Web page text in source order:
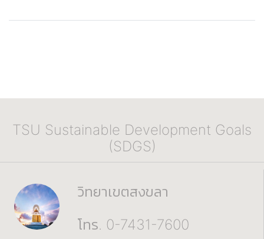
TSU Sustainable Development Goals
(SDGS)
วิทยาเขตสงขลา
โทร. 0-7431-7600